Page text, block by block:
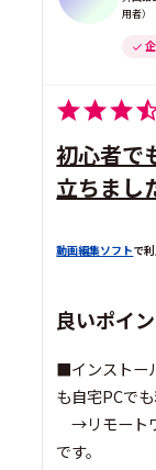
用者）
初心者で
立ちまし
動画編集ソフトで
良いポイ
■インストー
も自宅PCでも
→リモート
です。